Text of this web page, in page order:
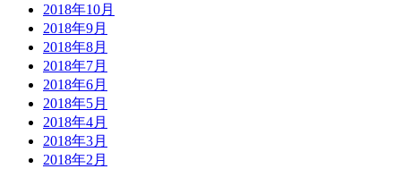
2018年10月
2018年9月
2018年8月
2018年7月
2018年6月
2018年5月
2018年4月
2018年3月
2018年2月